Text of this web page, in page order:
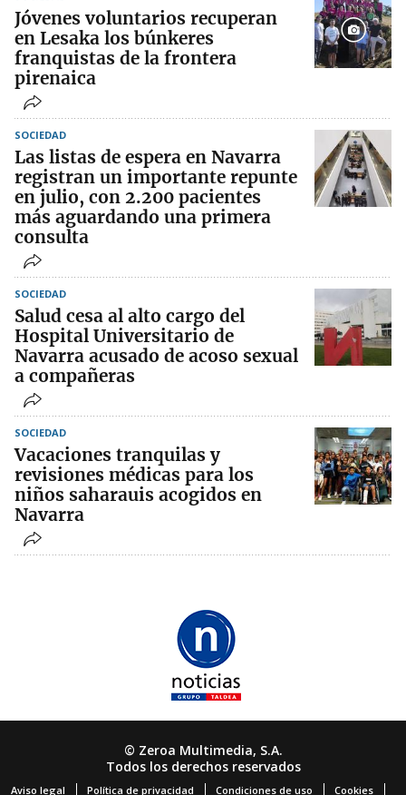
Jóvenes voluntarios recuperan
en Lesaka los búnkeres
franquistas de la frontera
pirenaica
SOCIEDAD
Las listas de espera en Navarra
registran un importante repunte
en julio, con 2.200 pacientes
más aguardando una primera
consulta
SOCIEDAD
Salud cesa al alto cargo del
Hospital Universitario de
Navarra acusado de acoso sexual
a compañeras
SOCIEDAD
Vacaciones tranquilas y
revisiones médicas para los
niños saharauis acogidos en
Navarra
© Zeroa Multimedia, S.A.
Todos los derechos reservados
Aviso legal Política de privacidad Condiciones de uso Cookies